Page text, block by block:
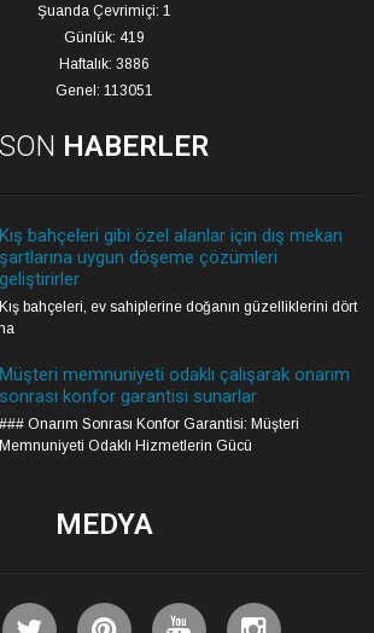
Şuanda Çevrimiçi: 1
Günlük: 419
Haftalık: 3886
Genel: 113051
SON HABERLER
Kış bahçeleri gibi özel alanlar için dış mekan
şartlarına uygun döşeme çözümleri
geliştirirler
Kış bahçeleri, ev sahiplerine doğanın güzelliklerini dört
Müşteri memnuniyeti odaklı çalışarak onarım
sonrası konfor garantisi sunarlar
### Onarım Sonrası Konfor Garantisi: Müşteri
Memnuniyeti Odaklı Hizmetlerin Gücü
MEDYA